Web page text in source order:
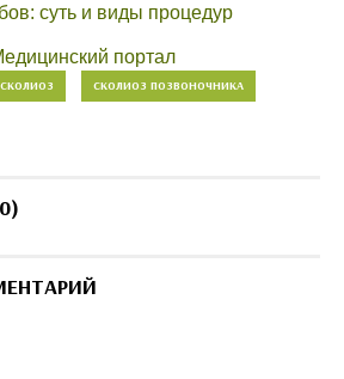
суть и виды процедур
портал
СКОЛИОЗ СКОЛИОЗ ПОЗВОНОЧНИКА